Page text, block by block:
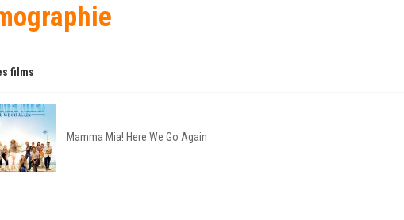
films
Mamma Mia! Here We Go Again